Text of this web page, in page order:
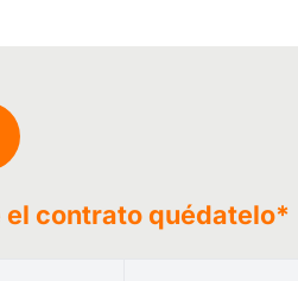
el contratoquédatelo*